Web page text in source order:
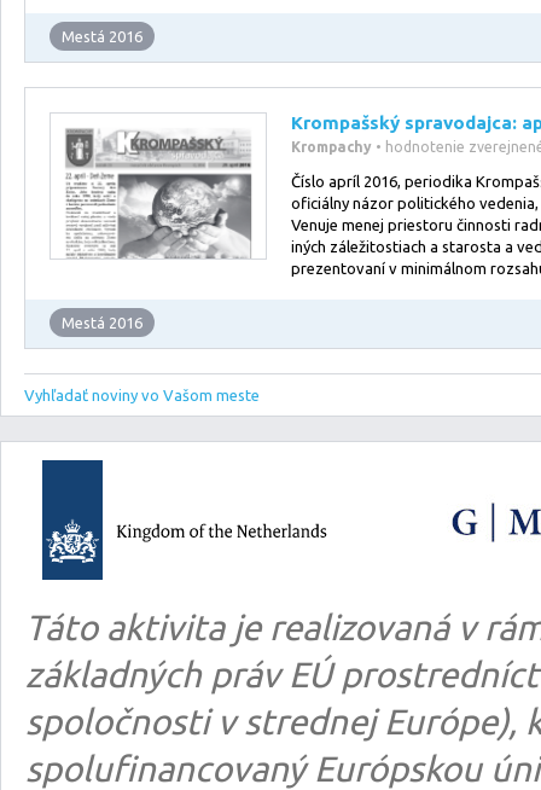
Mestá 2016
Krompašský spravodajca:
Krompachy • hodnotenie
Číslo apríl 2016, periodika
oficiálny názor politického vedenia,
Venuje menej priestoru činnosti
iných záležitostiach a starosta a
prezentovaní v minimálnom
Mestá 2016
Vyhľadať noviny vo Vašom meste
Táto aktivita je realizovaná v
základných práv EÚ
spoločnosti v strednej Európe),
spolufinancovaný Európskou